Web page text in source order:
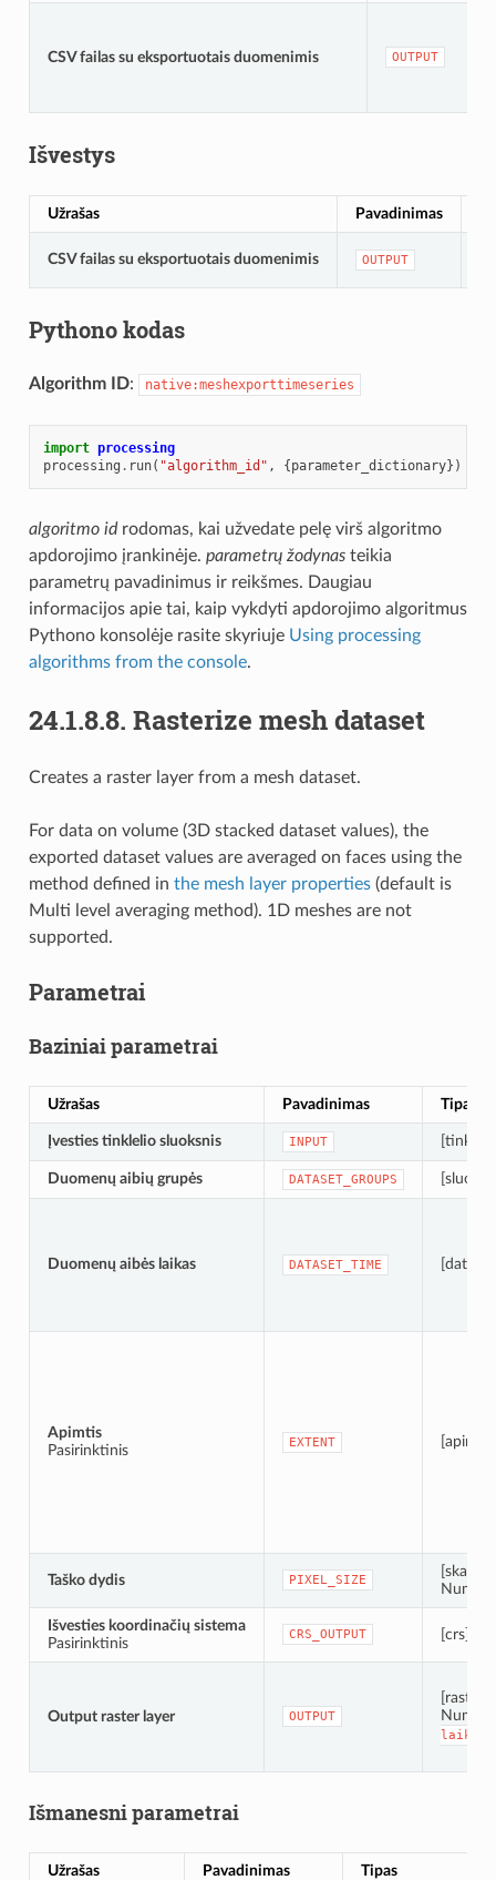
CSV failas su eksportuotais duomenimis OUTPUT
Išvestys
Užrašas Pavadinimas
CSV failas su eksportuotais duomenimis OUTPUT
Pythono kodas
Algorithm ID: native:meshexporttimeseries
import processing
processing . run( "algorithm_id" , {parameter_dictionary})
algoritmo idrodomas, kai užvedate pelę virš algoritmo
apdorojimo įrankinėje. parametrų žodynasteikia
parametrų pavadinimus ir reikšmes. Daugiau
informacijos apie tai, kaip vykdyti apdorojimo algoritmus
Pythono konsolėje rasite skyriuje Using processing
algorithms from the console.
24.1.8.8. Rasterize mesh dataset
Creates a raster layer from a mesh dataset.
For data on volume (3D stacked dataset values), the
exported dataset values are averaged on faces using the
method defined in the mesh layer properties(default is
Multi level averaging method). 1D meshes are not
supported.
Parametrai
Baziniai parametrai
Užrašas Pavadinimas Tipas
Įvesties tinklelio sluoksnis INPUT
Duomenų aibių grupės DATASET_GROUPS
Duomenų aibės laikas DATASET_TIME
Apimtis
Pasirinktinis
EXTENT
Taško dydis PIXEL_SIZE
Išvesties koordinačių sistema
Pasirinktinis
CRS_OUTPUT [crs]
Output raster layer OUTPUT
[rastras]
laikiną
Išmanesni parametrai
Užrašas Pavadinimas Tipas